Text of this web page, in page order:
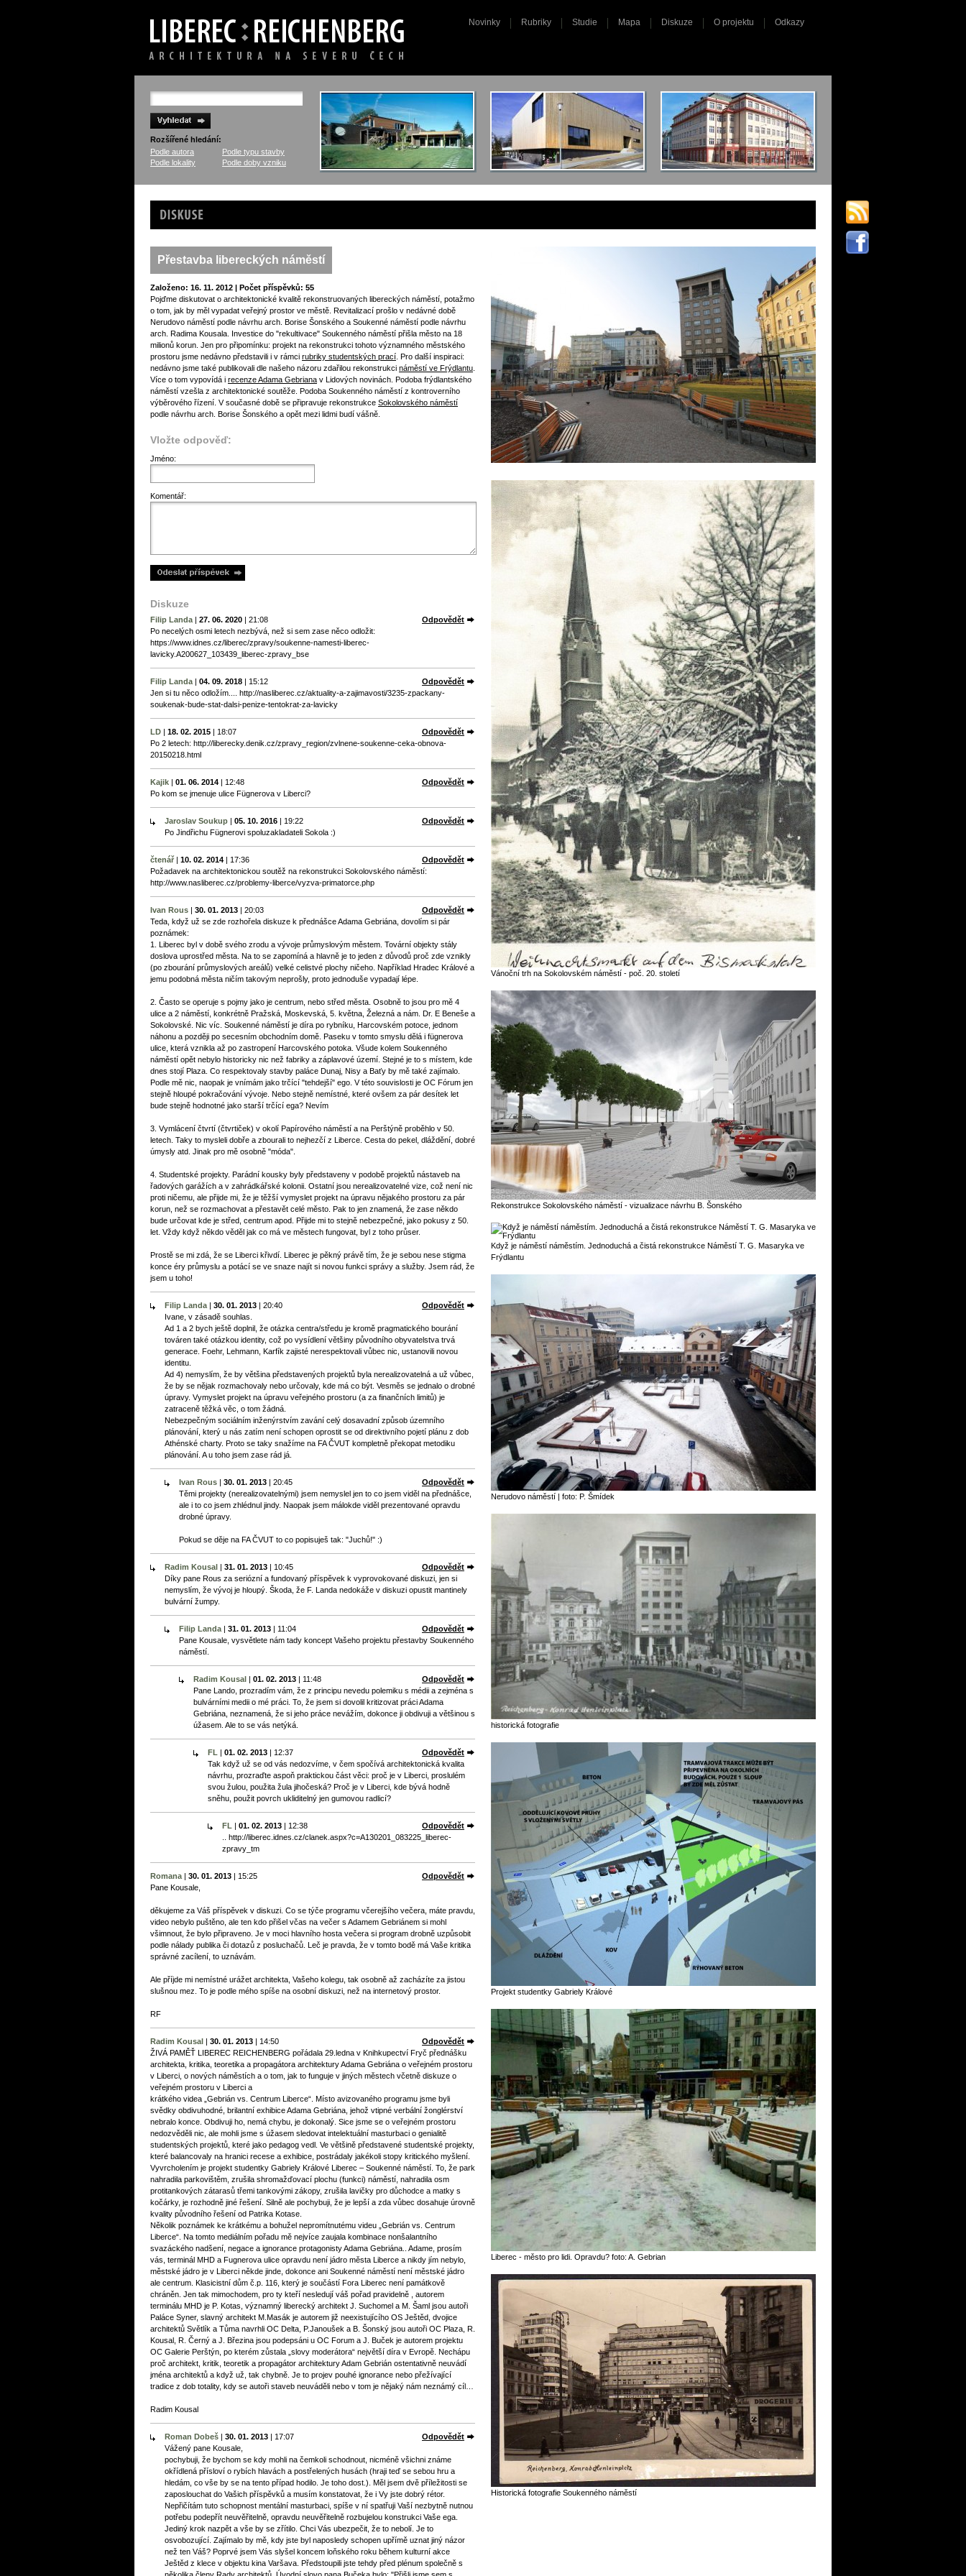
Novinky Rubriky Studie Mapa Diskuze O projektu Odkazy
Rozšířené hledání:
Podle autora
Podle typu stavby
Podle lokality
Podle doby vzniku
Diskuse
Přestavba libereckých náměstí
Založeno: 16. 11. 2012 | Počet příspěvků: 55
Pojďme diskutovat o architektonické kvalitě rekonstruovaných libereckých náměstí, potažmo
o tom, jak by měl vypadat veřejný prostor ve městě. Revitalizací prošlo v nedávné době
Nerudovo náměstí podle návrhu arch. Borise Šonského a Soukenné náměstí podle návrhu
arch. Radima Kousala. Investice do "rekultivace" Soukenného náměstí přišla město na 18
milionů korun. Jen pro připomínku: projekt na rekonstrukci tohoto významného městského
prostoru jsme nedávno představili i v rámci rubriky studentských prací . Pro další inspiraci:
nedávno jsme také publikovali dle našeho názoru zdařilou rekonstrukci náměstí ve Frýdlantu
Více o tom vypovídá i recenze Adama Gebriana v Lidových novinách. Podoba frýdlantského
náměstí vzešla z architektonické soutěže. Podoba Soukenného náměstí z kontroverního
výběrového řízení. V současné době se připravuje rekonstrukce Sokolovského náměstí
podle návrhu arch. Borise Šonského a opět mezi lidmi budí vášně.
Vložte odpověď:
Jméno:
Komentář:
Diskuze
Filip Landa | 27. 06. 2020 | 21:08
Odpovědět
Po necelých osmi letech nezbývá, než si sem zase něco odložit:
https://www.idnes.cz/liberec/zpravy/soukenne-namesti-liberec-
lavicky.A200627_103439_liberec-zpravy_bse
Filip Landa | 04. 09. 2018 | 15:12
Odpovědět
Jen si tu něco odložím.... http://nasliberec.cz/aktuality-a-zajimavosti/3235-zpackany-
soukenak-bude-stat-dalsi-penize-tentokrat-za-lavicky
LD | 18. 02. 2015 | 18:07
Odpovědět
Po 2 letech: http://liberecky.denik.cz/zpravy_region/zvlnene-soukenne-ceka-obnova-
20150218.html
Kajik | 01. 06. 2014 | 12:48
Odpovědět
Po kom se jmenuje ulice Fügnerova v Liberci?
Jaroslav Soukup | 05. 10. 2016 | 19:22
Odpovědět
Po Jindřichu Fügnerovi spoluzakladateli Sokola :)
čtenář | 10. 02. 2014 | 17:36
Odpovědět
Požadavek na architektonickou soutěž na rekonstrukci Sokolovského náměstí:
http://www.nasliberec.cz/problemy-liberce/vyzva-primatorce.php
Ivan Rous | 30. 01. 2013 | 20:03
Odpovědět
Teda, když už se zde rozhořela diskuze k přednášce Adama Gebriána, dovolím si pár
poznámek:
1. Liberec byl v době svého zrodu a vývoje průmyslovým městem. Tovární objekty stály
doslova uprostřed města. Na to se zapomíná a hlavně je to jeden z důvodů proč zde vznikly
(po zbourání průmyslových areálů) velké celistvé plochy ničeho. Například Hradec Králové a
jemu podobná města ničím takovým neprošly, proto jednoduše vypadají lépe.
2. Často se operuje s pojmy jako je centrum, nebo střed města. Osobně to jsou pro mě 4
ulice a 2 náměstí, konkrétně Pražská, Moskevská, 5. května, Železná a nám. Dr. E Beneše a
Sokolovské. Nic víc. Soukenné náměstí je díra po rybníku, Harcovském potoce, jednom
náhonu a později po secesním obchodním domě. Paseku v tomto smyslu dělá i fügnerova
ulice, která vznikla až po zastropení Harcovského potoka. Všude kolem Soukenného
náměstí opět nebylo historicky nic než fabriky a záplavové území. Stejné je to s místem, kde
dnes stojí Plaza. Co respektovaly stavby paláce Dunaj, Nisy a Baťy by mě také zajímalo.
Podle mě nic, naopak je vnímám jako trčící "tehdejší" ego. V této souvislosti je OC Fórum jen
stejně hloupé pokračování vývoje. Nebo stejně nemístné, které ovšem za pár desítek let
bude stejně hodnotné jako starší trčící ega? Nevím
3. Vymlácení čtvrtí (čtvrtiček) v okolí Papírového náměstí a na Perštýně proběhlo v 50.
letech. Taky to mysleli dobře a zbourali to nejhezčí z Liberce. Cesta do pekel, dláždění, dobré
úmysly atd. Jinak pro mě osobně "móda".
4. Studentské projekty. Parádní kousky byly představeny v podobě projektů nástaveb na
řadových garážích a v zahrádkářské kolonii. Ostatní jsou nerealizovatelné vize, což není nic
proti ničemu, ale přijde mi, že je těžší vymyslet projekt na úpravu nějakého prostoru za pár
korun, než se rozmachovat a přestavět celé město. Pak to jen znamená, že zase někdo
bude určovat kde je střed, centrum apod. Přijde mi to stejně nebezpečné, jako pokusy z 50.
let. Vždy když někdo věděl jak co má ve městech fungovat, byl z toho průser.
Prostě se mi zdá, že se Liberci křivdí. Liberec je pěkný právě tím, že je sebou nese stigma
konce éry průmyslu a potácí se ve snaze najít si novou funkci správy a služby. Jsem rád, že
jsem u toho!
Filip Landa | 30. 01. 2013 | 20:40
Odpovědět
Ivane, v zásadě souhlas.
Ad 1 a 2 bych ještě doplnil, že otázka centra/středu je kromě pragmatického bourání
továren také otázkou identity, což po vysídlení většiny původního obyvatelstva trvá
generace. Foehr, Lehmann, Karfík zajisté nerespektovali vůbec nic, ustanovili novou
identitu.
Ad 4) nemyslím, že by většina představených projektů byla nerealizovatelná a už vůbec,
že by se nějak rozmachovaly nebo určovaly, kde má co být. Vesměs se jednalo o drobné
úpravy. Vymyslet projekt na úpravu veřejného prostoru (a za finančních limitů) je
zatraceně těžká věc, o tom žádná.
Nebezpečným sociálním inženýrstvím zavání celý dosavadní způsob územního
plánování, který u nás zatím není schopen oprostit se od direktivního pojetí plánu z dob
Athénské charty. Proto se taky snažíme na FA ČVUT kompletně překopat metodiku
plánování. A u toho jsem zase rád já.
Ivan Rous | 30. 01. 2013 | 20:45
Odpovědět
Těmi projekty (nerealizovatelnými) jsem nemyslel jen to co jsem viděl na přednášce,
ale i to co jsem zhlédnul jindy. Naopak jsem málokde viděl prezentované opravdu
drobné úpravy.
Pokud se děje na FA ČVUT to co popisuješ tak: "Juchů!" :)
Radim Kousal | 31. 01. 2013 | 10:45
Odpovědět
Díky pane Rous za seriózní a fundovaný příspěvek k vyprovokované diskuzi, jen si
nemyslím, že vývoj je hloupý. Škoda, že F. Landa nedokáže v diskuzi opustit mantinely
bulvární žumpy.
Filip Landa | 31. 01. 2013 | 11:04
Odpovědět
Pane Kousale, vysvětlete nám tady koncept Vašeho projektu přestavby Soukenného
náměstí.
Radim Kousal | 01. 02. 2013 | 11:48
Odpovědět
Pane Lando, prozradím vám, že z principu nevedu polemiku s médii a zejména s
bulvárními medii o mé práci. To, že jsem si dovolil kritizovat práci Adama
Gebriána, neznamená, že si jeho práce nevážím, dokonce ji obdivuji a většinou s
úžasem. Ale to se vás netýká.
FL | 01. 02. 2013 | 12:37
Odpovědět
Tak když už se od vás nedozvíme, v čem spočívá architektonická kvalita
návrhu, prozraďte aspoň praktickou část věci: proč je v Liberci, proslulém
svou žulou, použita žula jihočeská? Proč je v Liberci, kde bývá hodně
sněhu, použit povrch ukliditelný jen gumovou radlicí?
FL | 01. 02. 2013 | 12:38
Odpovědět
.. http://liberec.idnes.cz/clanek.aspx?c=A130201_083225_liberec-
zpravy_tm
Romana | 30. 01. 2013 | 15:25
Odpovědět
Pane Kousale,
děkujeme za Váš příspěvek v diskuzi. Co se týče programu včerejšího večera, máte pravdu,
video nebylo puštěno, ale ten kdo přišel včas na večer s Adamem Gebriánem si mohl
všimnout, že bylo připraveno. Je v moci hlavního hosta večera si program drobně uzpůsobit
podle nálady publika či dotazů z posluchačů. Leč je pravda, že v tomto bodě má Vaše kritika
správné zacílení, to uznávám.
Ale příjde mi nemístné urážet architekta, Vašeho kolegu, tak osobně až zacházíte za jistou
slušnou mez. To je podle mého spíše na osobní diskuzi, než na internetový prostor.
RF
Radim Kousal | 30. 01. 2013 | 14:50
Odpovědět
ŽIVÁ PAMĚŤ LIBEREC REICHENBERG pořádala 29.ledna v Knihkupectví Fryč přednášku
architekta, kritika, teoretika a propagátora architektury Adama Gebriána o veřejném prostoru
v Liberci, o nových náměstích a o tom, jak to funguje v jiných městech včetně diskuze o
veřejném prostoru v Liberci a
krátkého videa „Gebrián vs. Centrum Liberce“. Místo avizovaného programu jsme byli
svědky obdivuhodné, brilantní exhibice Adama Gebriána, jehož vtipné verbální žonglérství
nebralo konce. Obdivuji ho, nemá chybu, je dokonalý. Sice jsme se o veřejném prostoru
nedozvěděli nic, ale mohli jsme s úžasem sledovat intelektuální masturbaci o genialitě
studentských projektů, které jako pedagog vedl. Ve většině představené studentské projekty,
které balancovaly na hranici recese a exhibice, postrádaly jakékoli stopy kritického myšlení.
Vyvrcholením je projekt studentky Gabriely Králové Liberec – Soukenné náměstí. To, že park
nahradila parkovištěm, zrušila shromažďovací plochu (funkci) náměstí, nahradila osm
protitankových zátarasů třemi tankovými zákopy, zrušila lavičky pro důchodce a matky s
kočárky, je rozhodně jiné řešení. Silně ale pochybuji, že je lepší a zda vůbec dosahuje úrovně
kvality původního řešení od Patrika Kotase.
Několik poznámek ke krátkému a bohužel nepromítnutému videu „Gebrián vs. Centrum
Liberce“. Na tomto mediálním pořadu mě nejvíce zaujala kombinace nonšalantního
svazáckého nadšení, negace a ignorance protagonisty Adama Gebriána.. Adame, prosím
vás, terminál MHD a Fugnerova ulice opravdu není jádro města Liberce a nikdy jím nebylo,
městské jádro je v Liberci někde jinde, dokonce ani Soukenné náměstí není městské jádro
ale centrum. Klasicistní dům č.p. 116, který je součástí Fora Liberec není památkově
chráněn. Jen tak mimochodem, pro ty kteří nesledují váš pořad pravidelně , autorem
terminálu MHD je P. Kotas, významný liberecký architekt J. Suchomel a M. Šaml jsou autoři
Paláce Syner, slavný architekt M.Masák je autorem již neexistujícího OS Ještěd, dvojice
architektů Světlík a Tůma navrhli OC Delta, P.Janoušek a B. Šonský jsou autoři OC Plaza, R.
Kousal, R. Černý a J. Březina jsou podepsáni u OC Forum a J. Buček je autorem projektu
OC Galerie Perštýn, po kterém zůstala „slovy moderátora“ největší díra v Evropě. Nechápu
proč architekt, kritik, teoretik a propagátor architektury Adam Gebrián ostentativně neuvádí
jména architektů a když už, tak chybně. Je to projev pouhé ignorance nebo přežívající
tradice z dob totality, kdy se autoři staveb neuváděli nebo v tom je nějaký nám neznámý cíl…
Radim Kousal
Roman Dobeš | 30. 01. 2013 | 17:07
Odpovědět
Vážený pane Kousale,
pochybuji, že bychom se kdy mohli na čemkoli schodnout, nicméně všichni známe
okřídlená přísloví o rybích hlavách a postřelených husách (hraji teď se sebou hru a
hledám, co vše by se na tento případ hodilo. Je toho dost.). Měl jsem dvě příležitosti se
zaposlouchat do Vašich příspěvků a musím konstatovat, že i Vy jste dobrý rétor.
Nepřičítám tuto schopnost mentální masturbaci, spíše v ní spatřuji Vaší nezbytně nutnou
potřebu podepřít neuvěřitelně, opravdu neuvěřitelně rozbujelou konstrukci Vaše ega.
Jediný krok nazpět a vše by se zřítilo. Chci Vás ubezpečit, že to nebolí. Je to
osvobozující. Zajímalo by mě, kdy jste byl naposledy schopen upřímě uznat jiný názor
než ten Váš? Poprvé jsem Vás slyšel koncem loňského roku během kulturní akce
Ještěd z klece v objektu kina Varšava. Předstoupili jste tehdy před plénum společně s
Vánoční trh na Sokolovském náměstí - poč. 20. století
Rekonstrukce Sokolovského náměstí - vizualizace návrhu B. Šonského
Když je náměstí náměstím. Jednoduchá a čistá rekonstrukce Náměstí T. G. Masaryka ve
Frýdlantu
Nerudovo náměstí | foto: P. Šmídek
historická fotografie
Projekt studentky Gabriely Králové
Liberec - město pro lidi. Opravdu? foto: A. Gebrian
Historická fotografie Soukenného náměstí